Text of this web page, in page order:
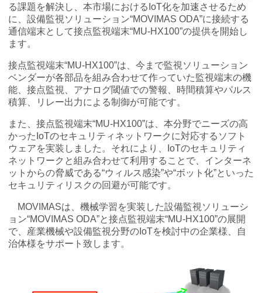
る課題を解決し、本市場におけるIoT化を加速させるため
に、設備監視ソリューション“MOVIMAS ODA”に接続する
通信端末として接点監視端末“MU-HX100”の提供を開始し
ます。
接点監視端末“MU-HX100”は、今まで監視ソリューション
ベンダーが各部品を組み合わせて作っていた監視端末の機
能、接点監視、アナログ閾値での警報、時間積算やパルス
積算、リレー出力による制御が可能です。
また、接点監視端末“MU-HX100”は、本分野でニーズの高
かったIoTのセキュリティネットワークに対応するソフト
ウェアを実装しました。それにより、IoTのセキュリティ
ネットワークと組み合わせて利用することで、インターネ
ットからの脅威である“ウィルス感染”や“ボット化”といった
セキュリティリスクの回避が可能です。
MOVIMASは、機械学習を実装した設備監視ソリューシ
ョン“MOVIMAS ODA”と接点監視端末“MU-HX100”の展開
で、産業機械や設備監視分野のIoTを検討中の企業様、自
治体様をサポート致します。